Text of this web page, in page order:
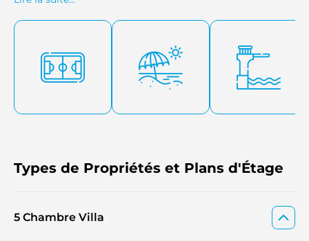
passionnés de fitness, le développement comprend une
centre communautaire renforce l'engagement social,
tandis que la scène de la cascade et les zones de BBQ
offrent des cadres parfaits pour des activités en plein air.
offre un mélange harmonieux de luxe, de nature et de
Types de Propriétés et Plans d'Étage
5 Chambre Villa